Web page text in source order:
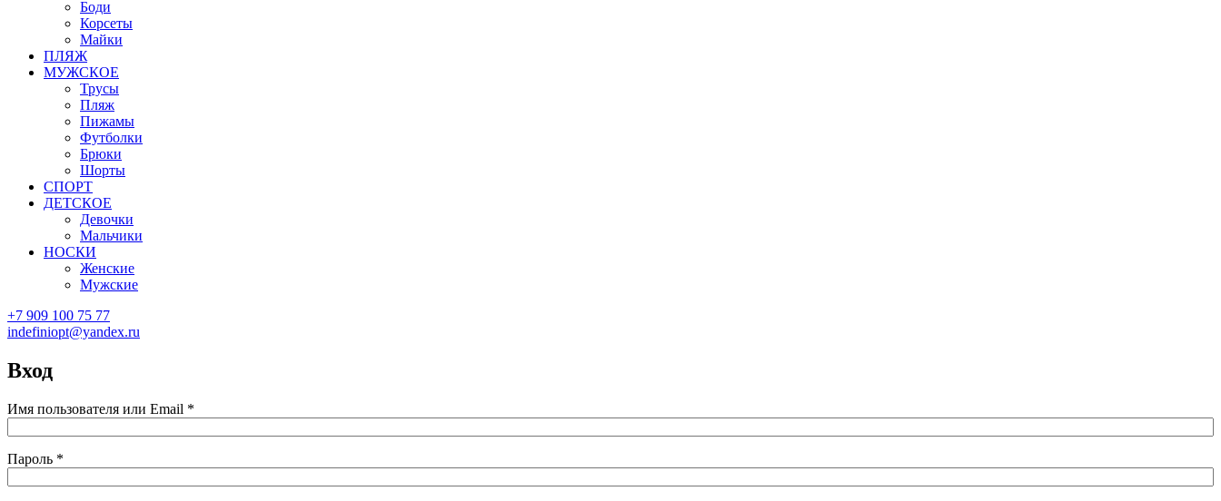
Боди
Корсеты
Майки
ПЛЯЖ
МУЖСКОЕ
Трусы
Пляж
Пижамы
Футболки
Брюки
Шорты
СПОРТ
ДЕТСКОЕ
Девочки
Мальчики
НОСКИ
Женские
Мужские
+7 909 100 75 77
indefiniopt@yandex.ru
Вход
Имя пользователя или Email *
Пароль *